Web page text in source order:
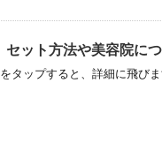
セット方法や美容院に
タップすると、詳細に飛び